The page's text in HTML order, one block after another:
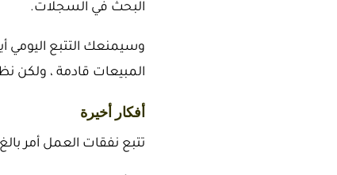
البحث في السجلات.
وسيمنعك التتبع اليومي
المبيعات قادمة ، ولكن
أفكار أخيرة
تتبع نفقات العمل أمر